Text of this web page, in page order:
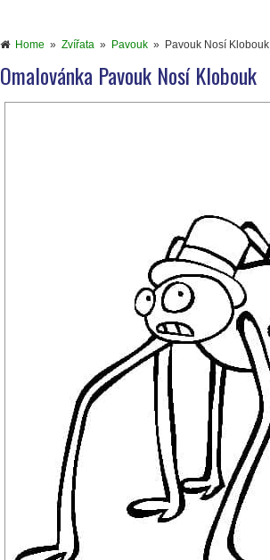
Home » Zvířata » Pavouk » Pavouk Nosí Klobouk
Omalovánka Pavouk Nosí Klobouk